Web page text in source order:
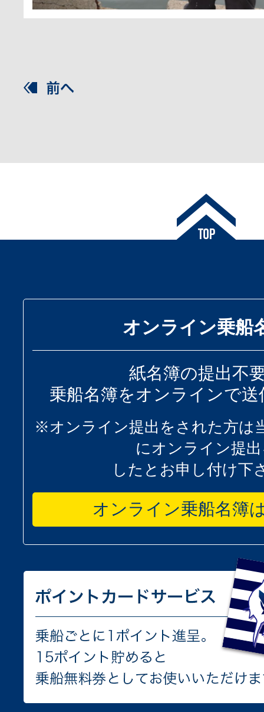
オンライン乗船
紙名簿の提出不
乗船名簿をオンラインで
※オンライン提出をされた方は
にオンライン提
したとお申し付け下
オンライン乗船名簿